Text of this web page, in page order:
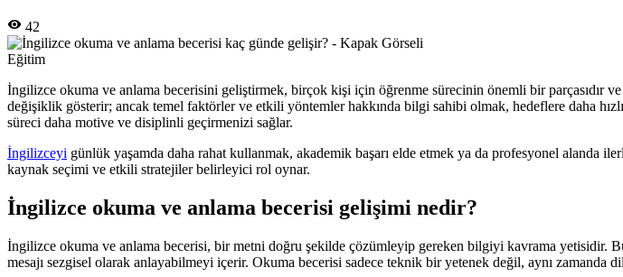
42
Eğitim
İngilizce okuma ve anlama becerisini geliştirmek, birçok kişi için öğrenme sürecinin önemli bir parçasıdır
değişiklik gösterir; ancak temel faktörler ve etkili yöntemler hakkında bilgi sahibi olmak, hedeflere daha
süreci daha motive ve disiplinli geçirmenizi sağlar.
İngilizceyi günlük yaşamda daha rahat kullanmak, akademik başarı elde etmek ya da profesyonel alanda
kaynak seçimi ve etkili stratejiler belirleyici rol oynar.
İngilizce okuma ve anlama becerisi gelişimi nedir?
İngilizce okuma ve anlama becerisi, bir metni doğru şekilde çözümleyip gereken bilgiyi kavrama yetisidir.
mesajı sezgisel olarak anlayabilmeyi içerir. Okuma becerisi sadece teknik bir yetenek değil, aynı zamanda